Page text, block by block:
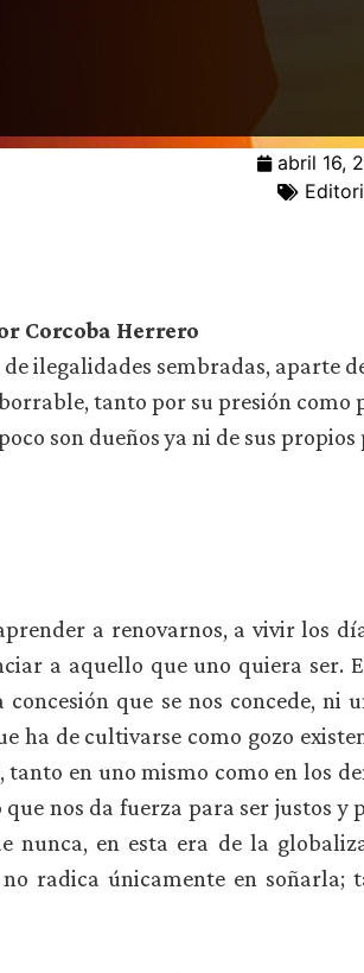
abril 16,
Corcoba Herrero
ilegalidades sembradas, aparte
tanto por su presión como
son dueños ya ni de sus propios
a renovarnos, a vivir los
a aquello que uno quiera ser.
que se nos concede, ni
ha de cultivarse como gozo
en uno mismo como en los
nos da fuerza para ser justos y
en esta era de la
radica únicamente en soñarla;